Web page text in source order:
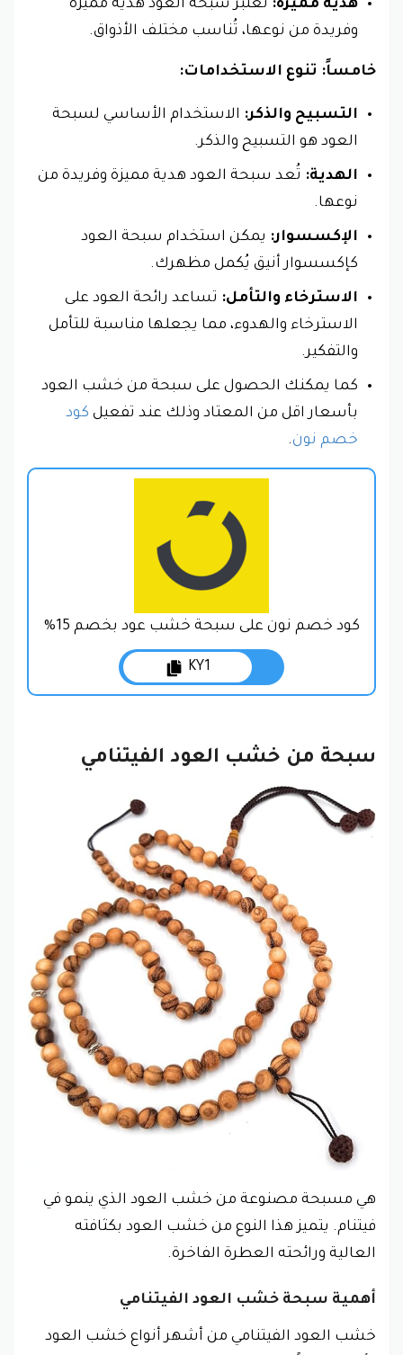
هدية مميزة: تعتبر سبحة العود هدية مميزة
وفريدة من نوعها، تُناسب مختلف الأذواق.
خامساً: تنوع الاستخدامات:
التسبيح والذكر: الاستخدام الأساسي لسبحة
العود هو التسبيح والذكر.
الهدية: تُعد سبحة العود هدية مميزة وفريدة من
نوعها.
الإكسسوار: يمكن استخدام سبحة العود
كإكسسوار أنيق يُكمل مظهرك.
الاسترخاء والتأمل: تساعد رائحة العود على
الاسترخاء والهدوء، مما يجعلها مناسبة للتأمل
والتفكير.
كما يمكنك الحصول على سبحة من خشب العود
بأسعار اقل من المعتاد وذلك عند تفعيل كود
خصم نون.
كود خصم نون على سبحة خشب عود بخصم 15%
KY1
سبحة من خشب العود الفيتنامي
هي مسبحة مصنوعة من خشب العود الذي ينمو في
فيتنام. يتميز هذا النوع من خشب العود بكثافته
العالية ورائحته العطرة الفاخرة.
أهمية سبحة خشب العود الفيتنامي
خشب العود الفيتنامي من أشهر أنواع خشب العود